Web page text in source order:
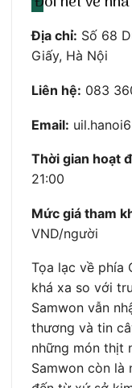
Địa chỉ: Số 68
Giấy, Hà Nội
Liên hệ: 083
Email:
Thời gian hoạt
21:00
Mức giá tham
VND/người
Tọa lạc về phía
khá xa so với
Samwon vẫn
thương và tin
những món thịt
Samwon còn là